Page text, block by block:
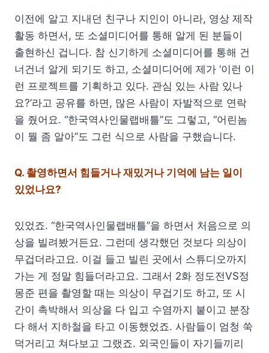
이전에 알고 지내던 친구나 지인이 아니라, 영상 제작
활동 하면서, 또 소셜미디어를 통해 알게 된 분들이
출현하신 겁니다. 참 신기하게 소셜미디어를 통해 건
너건너 알게 되기도 하고, 소셜미디어에 제가 ‘이런 이
런 프로젝트를 기획하고 있다. 관심 있는 사람 있나
요?’라고 공유를 하면, 많은 사람이 자발적으로 연락
을 줬어요. “한국역사인물랩배틀”도 그렇고, “어린놈
이 뭘 좀 알아”도 그런 식으로 사람을 구했습니다.
Q. 촬영하면서 힘들거나 재밌거나 기억에 남는 일이
있었나요?
있었죠. “한국역사인물랩배틀”을 하면서 처음으로 의
상을 빌려봤거든요. 그런데 생각했던 것보다 의상이
무겁더라고요. 이걸 들고 빌린 곳에서 스튜디오까지
가는 게 정말 힘들더라고요. 그래서 2화 정도전VS정
몽준 편을 촬영할 때는 의상이 무겁기도 하고, 또 시
간이 촉박해서 의상을 다 입고 수염까지 붙이고 분장
다 해서 지하철을 타고 이동했었죠. 사람들이 엄청 쑥
덕거리고 쳐다보고 그랬죠. 외국인들이 자기들끼리